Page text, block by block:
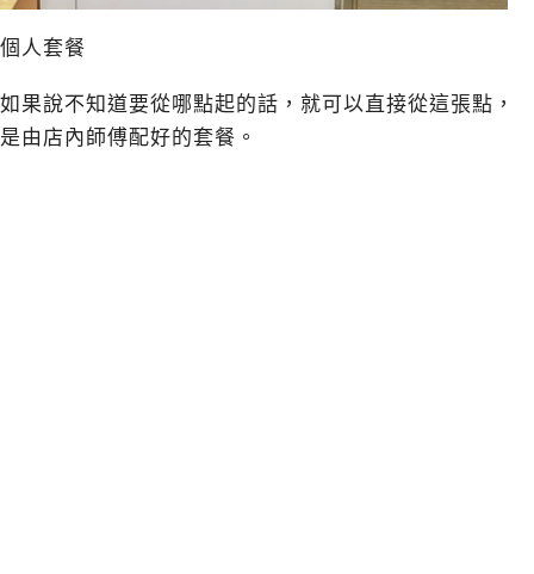
個人套餐
如果說不知道要從哪點起的話，就可以直接從這張點，
是由店內師傅配好的套餐。